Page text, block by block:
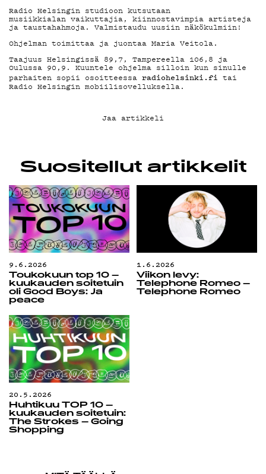
Radio Helsingin studioon kutsutaan
musiikkialan vaikuttajia, kiinnostavimpia artisteja
ja taustahahmoja. Valmistaudu uusiin näkökulmiin!
Ohjelman toimittaa ja juontaa Maria Veitola.
Taajuus Helsingissä 89,7, Tampereella 106,8 ja
Oulussa 90,9. Kuuntele ohjelma silloin kun sinulle
parhaiten sopii osoitteessa radiohelsinki.fi tai
Radio Helsingin mobiilisovelluksella.
Jaa artikkeli
Suositellut artikkelit
9.6.2026
Toukokuun top 10 –
kuukauden soitetuin
oli Good Boys: Ja
peace
1.6.2026
Viikon levy:
Telephone Romeo –
Telephone Romeo
20.5.2026
Huhtikuu TOP 10 –
kuukauden soitetuin:
The Strokes – Going
Shopping